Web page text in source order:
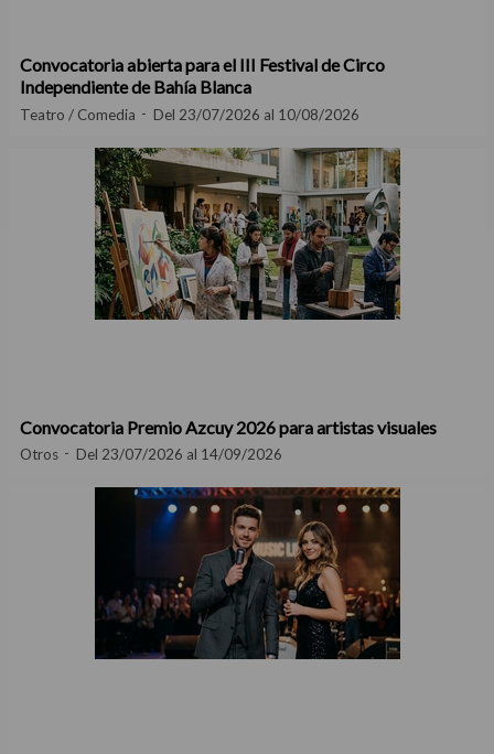
Convocatoria abierta para el III Festival de Circo
Independiente de Bahía Blanca
Teatro / Comedia Del 23/07/2026 al 10/08/2026
Convocatoria Premio Azcuy 2026 para artistas visuales
Otros Del 23/07/2026 al 14/09/2026